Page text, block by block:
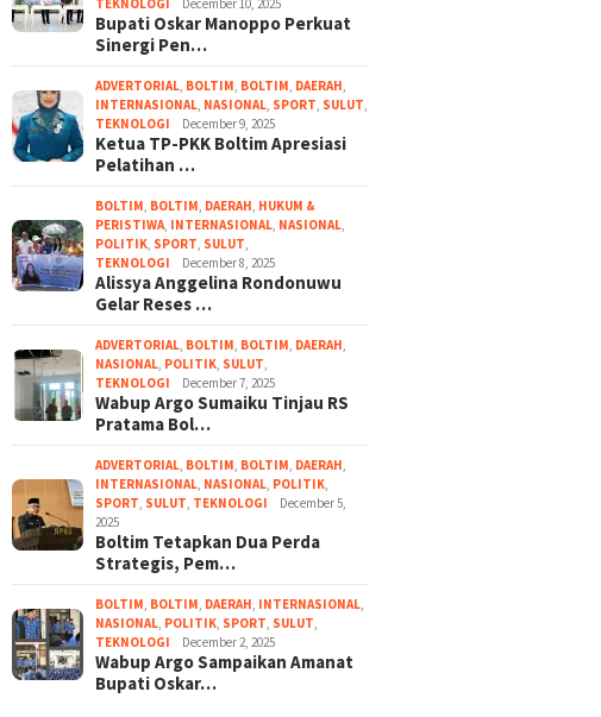
TEKNOLOGI
December 10, 2025
Bupati Oskar Manoppo Perkuat
Sinergi Pen…
ADVERTORIAL, BOLTIM, BOLTIM, DAERAH,
INTERNASIONAL, NASIONAL, SPORT, SULUT,
TEKNOLOGI
December 9, 2025
Ketua TP-PKK Boltim Apresiasi
Pelatihan …
BOLTIM, BOLTIM, DAERAH, HUKUM &
PERISTIWA, INTERNASIONAL, NASIONAL,
POLITIK, SPORT, SULUT,
TEKNOLOGI
December 8, 2025
Alissya Anggelina Rondonuwu
Gelar Reses …
ADVERTORIAL, BOLTIM, BOLTIM, DAERAH,
NASIONAL, POLITIK, SULUT,
TEKNOLOGI
December 7, 2025
Wabup Argo Sumaiku Tinjau RS
Pratama Bol…
ADVERTORIAL, BOLTIM, BOLTIM, DAERAH,
INTERNASIONAL, NASIONAL, POLITIK,
SPORT, SULUT, TEKNOLOGI
December 5,
2025
Boltim Tetapkan Dua Perda
Strategis, Pem…
BOLTIM, BOLTIM, DAERAH, INTERNASIONAL,
NASIONAL, POLITIK, SPORT, SULUT,
TEKNOLOGI
December 2, 2025
Wabup Argo Sampaikan Amanat
Bupati Oskar…